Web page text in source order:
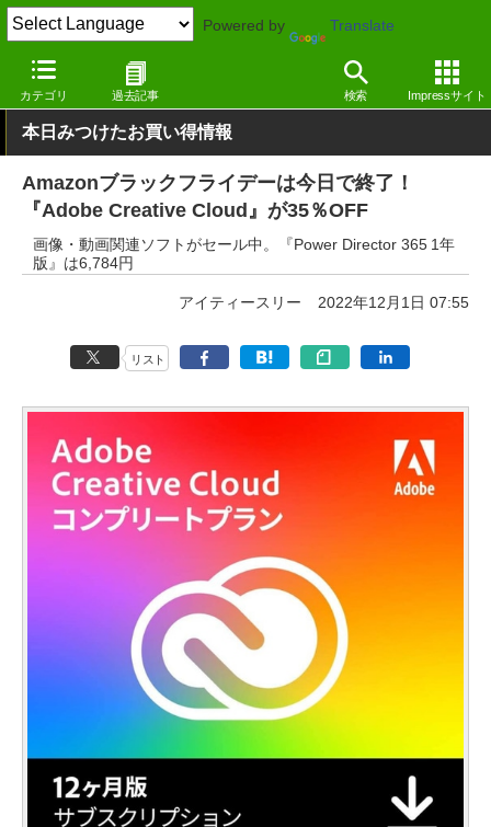
Powered by Translate
カテゴリ 過去記事 検索 Impressサイト
窓の杜 オフィス・ドキュメント Windows
本日みつけたお買い得情報
Amazonブラックフライデーは今日で終了！
『Adobe Creative Cloud』が35％OFF
画像・動画関連ソフトがセール中。『Power Director 365 1年
版』は6,784円
アイティースリー 2022年12月1日 07:55
リスト